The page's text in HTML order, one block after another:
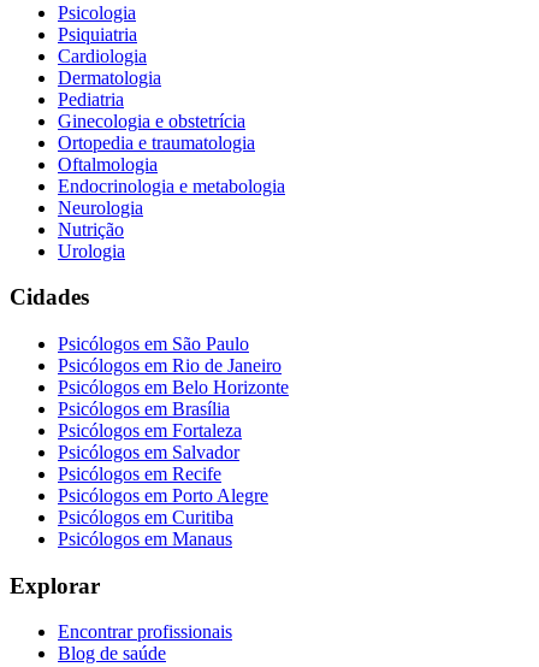
Psicologia
Psiquiatria
Cardiologia
Dermatologia
Pediatria
Ginecologia e obstetrícia
Ortopedia e traumatologia
Oftalmologia
Endocrinologia e metabologia
Neurologia
Nutrição
Urologia
Cidades
Psicólogos em São Paulo
Psicólogos em Rio de Janeiro
Psicólogos em Belo Horizonte
Psicólogos em Brasília
Psicólogos em Fortaleza
Psicólogos em Salvador
Psicólogos em Recife
Psicólogos em Porto Alegre
Psicólogos em Curitiba
Psicólogos em Manaus
Explorar
Encontrar profissionais
Blog de saúde